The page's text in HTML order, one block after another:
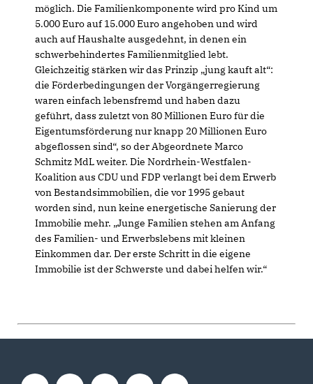
möglich. Die Familienkomponente wird pro Kind um
5.000 Euro auf 15.000 Euro angehoben und wird
auch auf Haushalte ausgedehnt, in denen ein
schwerbehindertes Familienmitglied lebt.
Gleichzeitig stärken wir das Prinzip „jung kauft alt“:
die Förderbedingungen der Vorgängerregierung
waren einfach lebensfremd und haben dazu
geführt, dass zuletzt von 80 Millionen Euro für die
Eigentumsförderung nur knapp 20 Millionen Euro
abgeflossen sind“, so der Abgeordnete Marco
Schmitz MdL weiter. Die Nordrhein-Westfalen-
Koalition aus CDU und FDP verlangt bei dem Erwerb
von Bestandsimmobilien, die vor 1995 gebaut
worden sind, nun keine energetische Sanierung der
Immobilie mehr. „Junge Familien stehen am Anfang
des Familien- und Erwerbslebens mit kleinen
Einkommen dar. Der erste Schritt in die eigene
Immobilie ist der Schwerste und dabei helfen wir.“